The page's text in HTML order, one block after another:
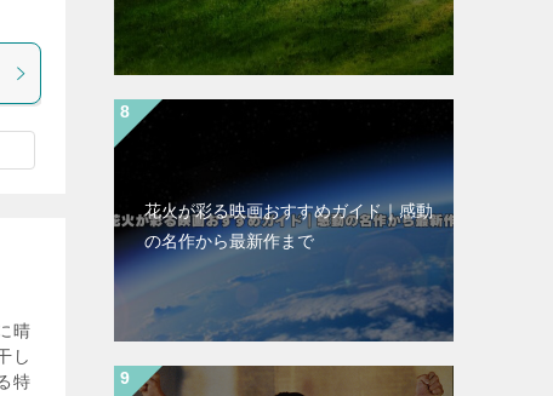
晴
し
特
花火が彩る映画おすすめガイド｜感動
の名作から最新作まで